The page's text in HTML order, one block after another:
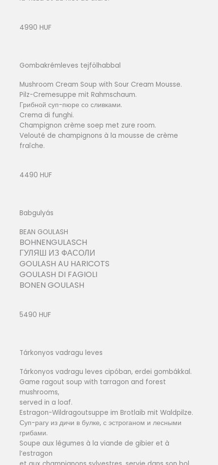
4990 HUF
Gombakrémleves tejfölhabbal
Mushroom Cream Soup with Sour Cream Mousse.
Pilz-Cremesuppe mit Rahmschaum.
Грибной суп-пюре со сливками.
Crema di funghi.
Champignon crème soep met zure room.
Velouté de champignons à la mousse de crème
fraîche.
4490 HUF
Babgulyás
BEAN GOULASH
BOHNENGULASCH
ГУЛЯШ ИЗ ФАСОЛИ
GOULASH AU HARICOTS
GOULASH DI FAGIOLI
BONEN GOULASH
5490 HUF
Tárkonyos vadragu leves
Tárkonyos vadragu leves cipóban, erdei gombákkal.
Game ragout soup with tarragon and forest
mushrooms,
served in a loaf.
Estragon-Wildragoutsuppe im Brotlaib mit Waldpilze.
Суп-рагу из дичи в булке, с эстроганом и лесными
грибами.
Soupe aux légumes à la viande de gibier et à
l’estragon